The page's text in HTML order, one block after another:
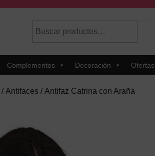
Cuando hay resultados
Complementos Decoración Ofertas
/ Antifaces / Antifaz Catrina con Araña